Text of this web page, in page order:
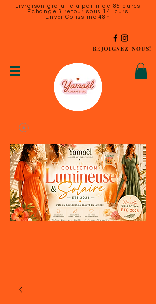
Livraison gratuite à partir de 85 euros
Échange & retour sous 14 jours
Envoi Colissimo 48h
REJOIGNEZ-NOUS!